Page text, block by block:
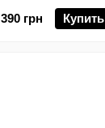
390 грн
Купить